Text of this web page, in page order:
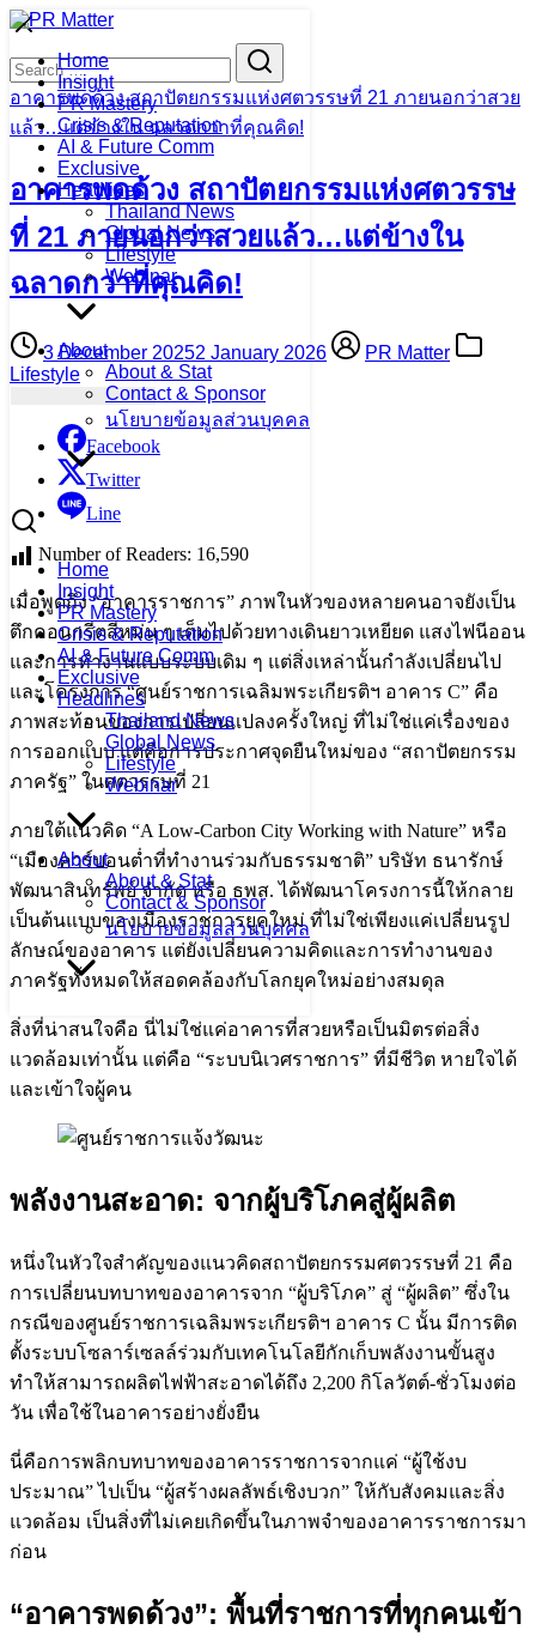
Skip
contentHome
Insight
PR Mastery
Crisis & Reputation
AI & Future Comm
Exclusive
Headlines
Thailand News
Global News
Lifestyle
Webinar
About
About & Stat
Contact & Sponsor
นโยบายข้อมูลส่วนบุคคล
Home
Insight
PR Mastery
Crisis & Reputation
AI & Future Comm
Exclusive
Headlines
Thailand News
Global News
Lifestyle
Webinar
About
About & Stat
Contact & Sponsor
นโยบายข้อมูลส่วนบุคคล
Search
for:
อาคารพดด้วง สถาปัตยกรรมแห่งศตวรรษที่ 21 ภายนอกว่าสวย
แล้ว…แต่ข้างใน ฉลาดกว่าที่คุณคิด!
อาคารพดด้วง สถาปัตยกรรมแห่งศตวรรษ
ที่ 21 ภายนอกว่าสวยแล้ว…แต่ข้างใน
ฉลาดกว่าที่คุณคิด!
3 December 20252 January 2026
PR Matter
Lifestyle
Facebook
Twitter
Line
Number of Readers: 16,590
เมื่อพูดถึง “อาคารราชการ” ภาพในหัวของหลายคนอาจยังเป็น
ตึกคอนกรีตสีหม่น ๆ เต็มไปด้วยทางเดินยาวเหยียด แสงไฟนีออน
และการทำงานแบบระบบเดิม ๆ แต่สิ่งเหล่านั้นกำลังเปลี่ยนไป
และโครงการ “ศูนย์ราชการเฉลิมพระเกียรติฯ อาคาร C” คือ
ภาพสะท้อนของการเปลี่ยนแปลงครั้งใหญ่ ที่ไม่ใช่แค่เรื่องของ
การออกแบบ แต่คือการประกาศจุดยืนใหม่ของ “สถาปัตยกรรม
ภาครัฐ” ในศตวรรษที่ 21
ภายใต้แนวคิด “A Low-Carbon City Working with Nature” หรือ
“เมืองคาร์บอนต่ำที่ทำงานร่วมกับธรรมชาติ” บริษัท ธนารักษ์
พัฒนาสินทรัพย์ จำกัด หรือ ธพส. ได้พัฒนาโครงการนี้ให้กลาย
เป็นต้นแบบของเมืองราชการยุคใหม่ ที่ไม่ใช่เพียงแค่เปลี่ยนรูป
ลักษณ์ของอาคาร แต่ยังเปลี่ยนความคิดและการทำงานของ
ภาครัฐทั้งหมดให้สอดคล้องกับโลกยุคใหม่อย่างสมดุล
สิ่งที่น่าสนใจคือ นี่ไม่ใช่แค่อาคารที่สวยหรือเป็นมิตรต่อสิ่ง
แวดล้อมเท่านั้น แต่คือ “ระบบนิเวศราชการ” ที่มีชีวิต หายใจได้
และเข้าใจผู้คน
พลังงานสะอาด: จากผู้บริโภคสู่ผู้ผลิต
หนึ่งในหัวใจสำคัญของแนวคิดสถาปัตยกรรมศตวรรษที่ 21 คือ
การเปลี่ยนบทบาทของอาคารจาก “ผู้บริโภค” สู่ “ผู้ผลิต” ซึ่งใน
กรณีของศูนย์ราชการเฉลิมพระเกียรติฯ อาคาร C นั้น มีการติด
ตั้งระบบโซลาร์เซลล์ร่วมกับเทคโนโลยีกักเก็บพลังงานขั้นสูง
ทำให้สามารถผลิตไฟฟ้าสะอาดได้ถึง 2,200 กิโลวัตต์-ชั่วโมงต่อ
วัน เพื่อใช้ในอาคารอย่างยั่งยืน
นี่คือการพลิกบทบาทของอาคารราชการจากแค่ “ผู้ใช้งบ
ประมาณ” ไปเป็น “ผู้สร้างผลลัพธ์เชิงบวก” ให้กับสังคมและสิ่ง
แวดล้อม เป็นสิ่งที่ไม่เคยเกิดขึ้นในภาพจำของอาคารราชการมา
ก่อน
“อาคารพดด้วง”: พื้นที่ราชการที่ทุกคนเข้า